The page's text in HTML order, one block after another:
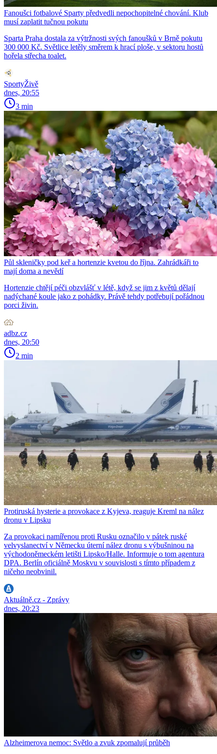
Fanoušci fotbalové Sparty předvedli nepochopitelné chování. Klub
musí zaplatit tučnou pokutu
Sparta Praha dostala za výtržnosti svých fanoušků v Brně pokutu
300 000 Kč. Světlice letěly směrem k hrací ploše, v sektoru hostů
hořela střecha toalet.
SportyŽivě
dnes, 20:55
3 min
Půl skleničky pod keř a hortenzie kvetou do října. Zahrádkáři to
mají doma a nevědí
Hortenzie chtějí péči obzvlášť v létě, když se jim z květů dělají
nadýchané koule jako z pohádky. Právě tehdy potřebují pořádnou
porci živin.
adbz.cz
dnes, 20:50
2 min
Protiruská hysterie a provokace z Kyjeva, reaguje Kreml na nález
dronu v Lipsku
Za provokaci namířenou proti Rusku označilo v pátek ruské
velvyslanectví v Německu úterní nález dronu s výbušninou na
východoněmeckém letišti Lipsko/Halle. Informuje o tom agentura
DPA. Berlín oficiálně Moskvu v souvislosti s tímto případem z
ničeho neobvinil.
Aktuálně.cz - Zprávy
dnes, 20:23
Alzheimerova nemoc: Světlo a zvuk zpomalují průběh